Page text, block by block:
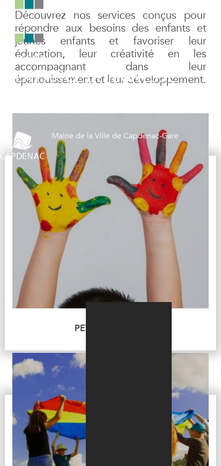
Mairie de la Ville de Capdenac-Gare
ACCUEIL
ENFANCE ET JEUNESSE
Découvrez nos services conçus pour
répondre aux besoins des enfants et
jeunes enfants et favoriser leur
éducation, leur créativité en les
accompagnant dans leur
épanouissement et leur développement.
PETITE ENFANCE